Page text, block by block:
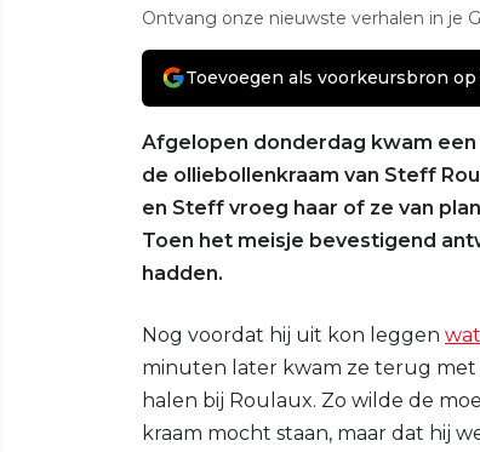
Ontvang onze nieuwste verhalen in je
Toevoegen als voorkeursbron op
Afgelopen donderdag kwam
de olliebollenkraam van Steff
en Steff vroeg haar of ze van
Toen het meisje bevestigend
hadden.
Nog voordat hij uit kon leggen
minuten later kwam ze terug met
halen bij Roulaux. Zo wilde de
kraam mocht staan, maar dat hij